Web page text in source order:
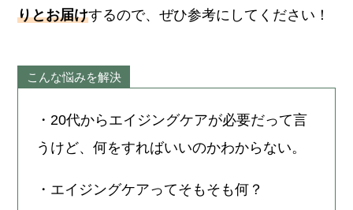
りとお届けするので、ぜひ参考にしてください！
こんな悩みを解決
・20代からエイジングケアが必要だって言
うけど、何をすればいいのかわからない。
・エイジングケアってそもそも何？